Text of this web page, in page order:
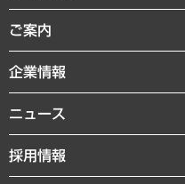
組織・人事戦略
デジタルイノベーション
共生・ダイバーシティ
GRC（ガバナンス・リスク・コン
経済・産業・雇用・労働
経済調査
レポート
コラム
経営用語集
受託・受注実績（官公庁関連）
ご案内
セミナー・イベント情報
MUFGビジネスセミナー
受託案件情報
企業情報
私たちの想い
社長メッセージ
会社概要
ニュース
ニュースリリース
お知らせ
採用情報